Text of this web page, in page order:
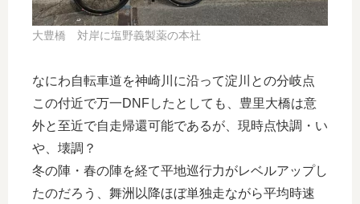
大豊橋 対岸に塩野義製薬の本社
なにわ自転車道を神崎川に沿って淀川との分岐点
この付近で万一DNFしたとしても、豊里大橋は意
外と至近で自走帰還可能であるが、現時点快調・い
や、壊調？
冬の陣・春の陣を経て平地巡行力がレベルアップし
たのだろう、舞洲以降ほぼ単独走ながら平均時速